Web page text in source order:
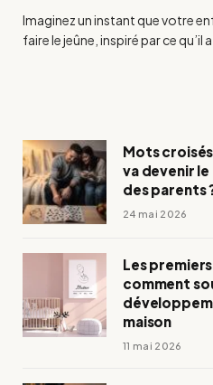
Imaginez un instant que votre
faire le jeûne, inspiré par ce qu’il a
Mots
va devenir
des parents
24 mai 2026
Les
comment
maison
11 mai 2026